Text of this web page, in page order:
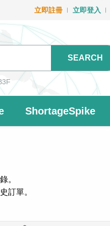
立即註冊 立即登入
SEARCH
ShortageSpike
。
訂單。